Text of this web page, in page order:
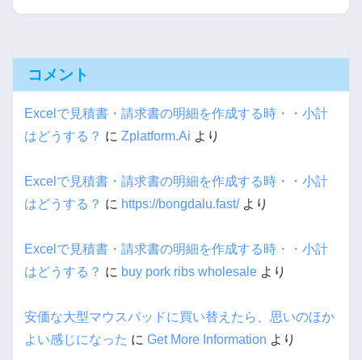
コメント
Excelで見積書・請求書の明細を作成する時・・小計
はどうする？ に Zplatform.Ai より
Excelで見積書・請求書の明細を作成する時・・小計
はどうする？ に https://bongdalu.fast/より
Excelで見積書・請求書の明細を作成する時・・小計
はどうする？ に buy pork ribs wholesale より
安価な大型マウスパッドに買い替えたら、思いのほか
よい感じになった に Get More Information より